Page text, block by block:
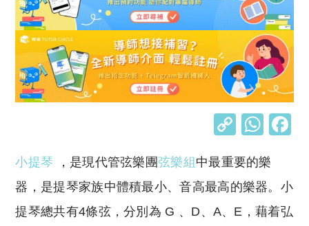
C
p
y
Li
W
at
s
A
小提琴 ，是現代管弦樂團弦樂組 中最重要的樂
器，是提琴家族中體積最小、音高最高的樂器。小
提琴總共有4條弦，分別為 G 、D、A、E，藉着弘